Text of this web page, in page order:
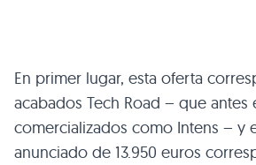
En primer lugar, esta oferta
acabados Tech Road – que antes
comercializados como Intens – y
anunciado de 13.950 euros